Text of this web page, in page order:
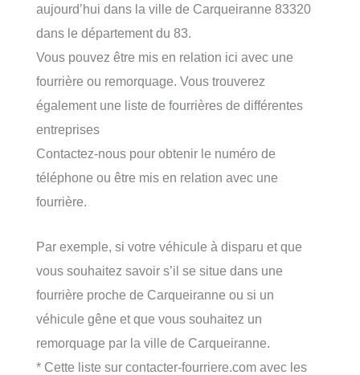
aujourd’hui dans la ville de Carqueiranne 83320
dans le département du 83.
Vous pouvez être mis en relation ici avec une
fourrière ou remorquage. Vous trouverez
également une liste de fourrières de différentes
entreprises
Contactez-nous pour obtenir le numéro de
téléphone ou être mis en relation avec une
fourrière.
Par exemple, si votre véhicule à disparu et que
vous souhaitez savoir s’il se situe dans une
fourrière proche de Carqueiranne ou si un
véhicule gêne et que vous souhaitez un
remorquage par la ville de Carqueiranne.
* Cette liste sur contacter-fourriere.com avec les